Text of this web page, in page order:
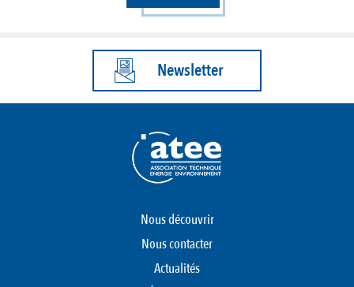
Newsletter
Nous découvrir
Nous contacter
Actualités